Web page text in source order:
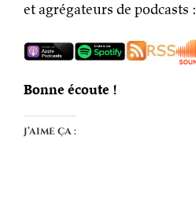
et agrégateurs de podcasts :
Bonne écoute !
J’aime ça :